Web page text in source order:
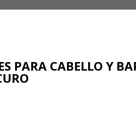
PARA CABELLO Y